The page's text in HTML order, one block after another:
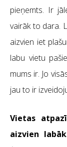
pieņemts. Ir
vairāk to dara.
aizvien iet
labu vietu
mums ir. Jo
jau to ir
Vietas
aizvien